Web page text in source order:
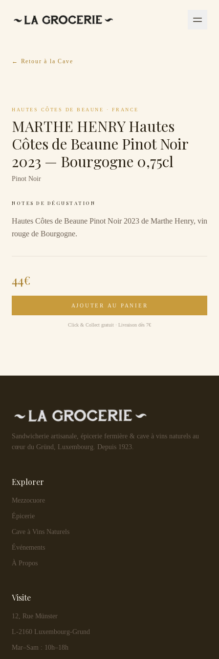
← Retour à la Cave
HAUTES CÔTES DE BEAUNE · FRANCE
MARTHE HENRY Hautes
Côtes de Beaune Pinot Noir
2023 — Bourgogne 0,75cl
Pinot Noir
NOTES DE DÉGUSTATION
Hautes Côtes de Beaune Pinot Noir 2023 de Marthe Henry, vin
rouge de Bourgogne.
44€
AJOUTER AU PANIER
Click & Collect gratuit · Livraison dès 7€
Sandwicherie artisanale, épicerie fermière & cave à vins naturels au
cœur du Gründ, Luxembourg. Depuis 1923.
Explorer
Mezzocuore
Épicerie
Cave à Vins Naturels
Événements
À Propos
Visite
12, Rue Münster
L-2160 Luxembourg-Grund
Mar–Sam : 10h–18h